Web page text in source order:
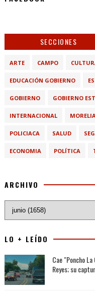
SECCIONES
ARTE CAMPO
EDUCACIÓN GOBIERNO
GOBIERNO GOBIERNO
INTERNACIONAL MORELIA
POLICIACA SALUD
ECONOMIA POLÍTICA
ARCHIVO
LO + LEÍDO
Cae "Poncho
Reyes; su